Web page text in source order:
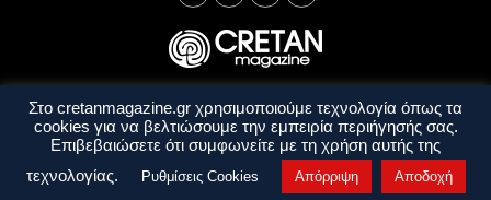
Ταυτότητα Πολιτική Απορρήτου
Όροι Χρήσης
Όροι και Προϋποθέσεις
Στο cretanmagazine.gr χρησιμοποιούμε τεχνολογία όπως τα
cookies για να βελτιώσουμε την εμπειρία περιήγησής σας.
Επιβεβαιώσετε ότι συμφωνείτε με τη χρήση αυτής της
τεχνολογίας.
Ρυθμίσεις Cookies Απόρριψη Αποδοχή